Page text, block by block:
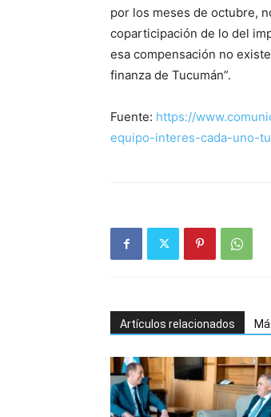
por los meses de octubre,
coparticipación de lo del
esa compensación no
finanza de Tucumán”.
Fuente: https://
equipo-interes-cada-uno-
Artículos relacionados